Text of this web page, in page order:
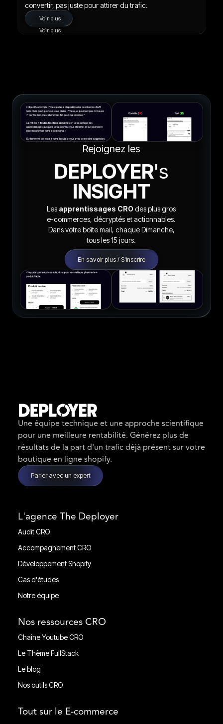
convertir, pas juste pour attirer du trafic.
Voir plus
Voir plus
Rejoignez les
DEPLOYER's
INSIGHT
Les apprentissages CROdes plus gros
e-commerces, décryptés et actionnables.
Dans votre boîte mail, chaque Dimanche,
tous les 15 jours.
En savoir plus / S'inscrire
Une équipe technique et une approche scientifique
pour une meilleure rentabilité. Générez plus de
résultats de la part d'un trafic déjà présent sur votre
boutique en ligne shopify.
Parler avec un expert
L'agence The Deployer
Audit CRO
Audit CRO
Accompagnement CRO
Accompagnement CRO
Développement Shopify
Développement Shopify
Cas d'études
Cas d'études
Notre équipe
Nos ressources CRO
Chaîne Youtube CRO
Chaîne Youtube CRO
Le Thème FullStack
Le Thème FullStack
Le blog
Le blog
Nos outils CRO
Tout sur le E-commerce